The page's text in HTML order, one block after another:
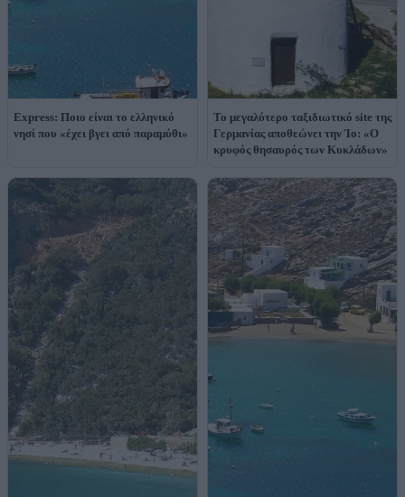
Express: Ποιο είναι το ελληνικό
νησί που «έχει βγει από παραμύθι»
Το μεγαλύτερο ταξιδιωτικό site της
Γερμανίας αποθεώνει την Ίο: «Ο
κρυφός θησαυρός των Κυκλάδων»